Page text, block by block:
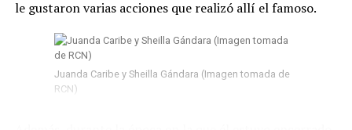
le gustaron varias acciones que realizó allí el famoso.
Juanda Caribe y Sheilla Gándara (Imagen tomada de
RCN)